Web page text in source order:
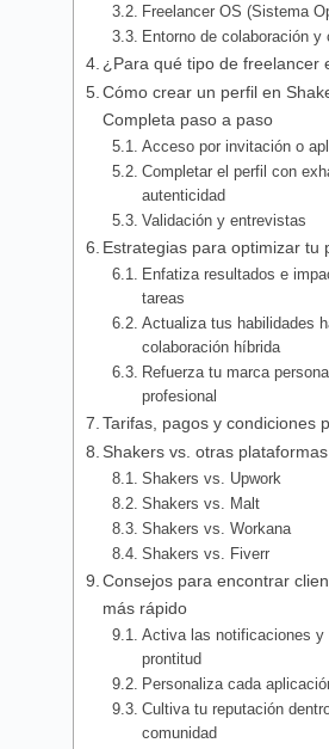
Freelancer OS (Sistema
Entorno de colaboración y
¿Para qué tipo de freelancer
Cómo crear un perfil en
Completa paso a paso
Acceso por invitación o
Completar el perfil con
autenticidad
Validación y entrevistas
Estrategias para optimizar tu
Enfatiza resultados e
tareas
Actualiza tus habilidades
colaboración híbrida
Refuerza tu marca
profesional
Tarifas, pagos y condiciones
Shakers vs. otras
Shakers vs. Upwork
Shakers vs. Malt
Shakers vs. Workana
Shakers vs. Fiverr
Consejos para encontrar
más rápido
Activa las notificaciones y
prontitud
Personaliza cada
Cultiva tu reputación
comunidad